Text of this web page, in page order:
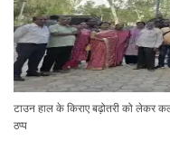
टाउन हाल के किराए बढ़ोतरी को लेकर
ठप्प